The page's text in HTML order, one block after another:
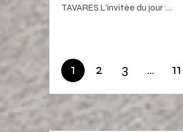
TAVARES L'invitée du jour :…
1 2 3 … 11